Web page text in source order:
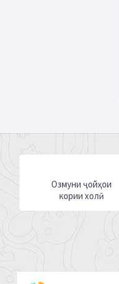
Озмуни ҷойҳои
кории холӣ